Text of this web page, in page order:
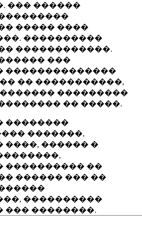
��� ������
����� ����
����������
������������.
���
��������������
�� �����������,
���������
�� �����.
��������
�������,
����, ������ �
���������� ��
������ ��� ��
����������
��� ��������.